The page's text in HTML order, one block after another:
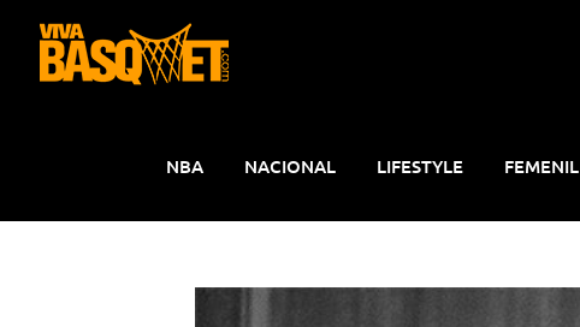
contenido
NBA NACIONAL LIFESTYLE FEMENIL